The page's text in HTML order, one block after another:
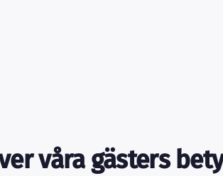
våra gästers